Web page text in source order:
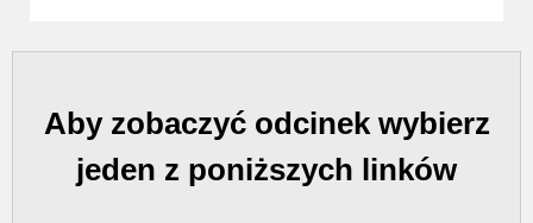
Aby zobaczyć odcinek wybierz
jeden z poniższych linków